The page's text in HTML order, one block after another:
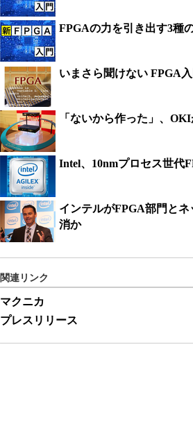
FPGAの力を引き出す3種
いまさら聞けない FPGA
「ないから作った」、
Intel、10nmプロセス世
インテルがFPGA部門と
消か
関連リンク
マクニカ
プレスリリース